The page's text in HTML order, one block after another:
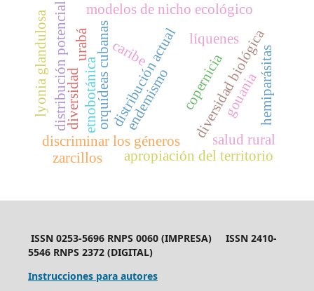
orquídeas cubanas
discriminar los géneros
distribución actual
distribución potencial modelos de nicho ecológico
caribe
endemismo
líquenes
apropiación del territorio
diversidad biológicahemiparásitas
etnobotánica
salud rural
urabá
copernicia
lyonia glandulosa diversidad gouania
zarcillos
ISSN 0253-5696 RNPS 0060 (IMPRESA) ISSN 2410-
5546 RNPS 2372 (DIGITAL)
Instrucciones para autores